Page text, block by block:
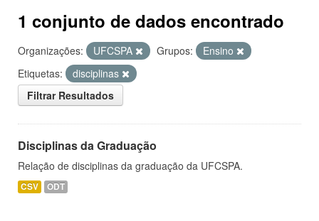
1 conjunto de dados encontrado
Organizações: UFCSPA Grupos:
Ensino
Etiquetas:
disciplinas
Filtrar Resultados
Disciplinas da Graduação
Relação de disciplinas da graduação da UFCSPA.
CSV ODT